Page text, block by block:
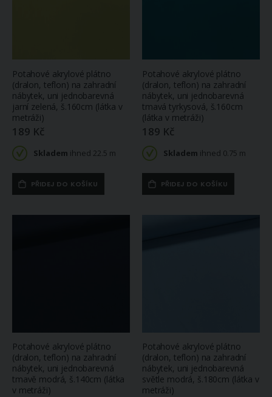
Potahové akrylové plátno
(dralon, teflon) na zahradní
nábytek, uni jednobarevná
jarní zelená, š.160cm (látka v
metráži)
189 Kč
Skladem ihned 22.5 m
PŘIDEJ DO KOŠÍKU
Potahové akrylové plátno
(dralon, teflon) na zahradní
nábytek, uni jednobarevná
tmavá tyrkysová, š.160cm
(látka v metráži)
189 Kč
Skladem ihned 0.75 m
PŘIDEJ DO KOŠÍKU
Potahové akrylové plátno
(dralon, teflon) na zahradní
nábytek, uni jednobarevná
tmavě modrá, š.140cm (látka
v metráži)
Potahové akrylové plátno
(dralon, teflon) na zahradní
nábytek, uni jednobarevná
světle modrá, š.180cm (látka v
metráži)